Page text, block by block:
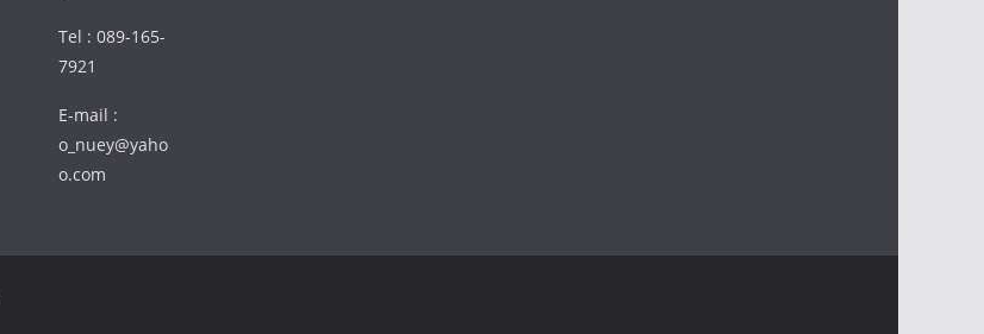
Tel : 089-165-
7921
E-mail :
o_nuey@yaho
o.com